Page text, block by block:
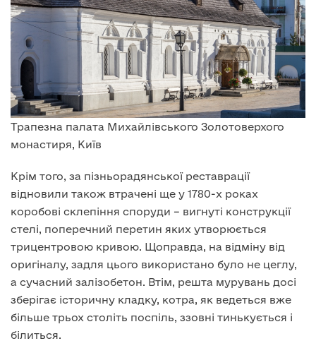
Трапезна палата Михайлівського Золотоверхого
монастиря, Київ
Крім того, за пізньорадянської реставрації
відновили також втрачені ще у 1780-х роках
коробові склепіння споруди – вигнуті конструкції
стелі, поперечний перетин яких утворюється
трицентровою кривою. Щоправда, на відміну від
оригіналу, задля цього використано було не цеглу,
а сучасний залізобетон. Втім, решта мурувань досі
зберігає історичну кладку, котра, як ведеться вже
більше трьох століть поспіль, ззовні тинькується і
білиться.